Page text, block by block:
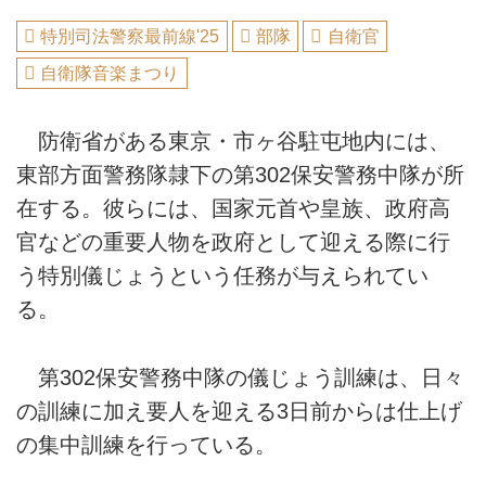
特別司法警察最前線'25 部隊
自衛官
自衛隊音楽まつり
防衛省がある東京・市ヶ谷駐屯地内には、
東部方面警務隊隷下の第302保安警務中隊が所
在する。彼らには、国家元首や皇族、政府高
官などの重要人物を政府として迎える際に行
う特別儀じょうという任務が与えられてい
る。
第302保安警務中隊の儀じょう訓練は、日々
の訓練に加え要人を迎える3日前からは仕上げ
の集中訓練を行っている。